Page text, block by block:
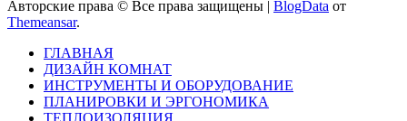
Авторские права © Все права защищены | BlogData от
Themeansar.
ГЛАВНАЯ
ДИЗАЙН КОМНАТ
ИНСТРУМЕНТЫ И ОБОРУДОВАНИЕ
ПЛАНИРОВКИ И ЭРГОНОМИКА